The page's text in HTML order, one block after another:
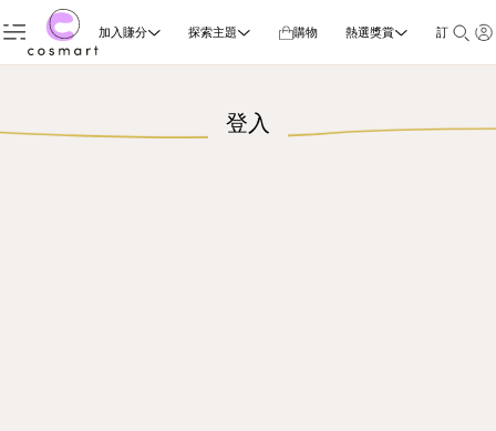
加入賺分 探索主題 購物 熱選獎賞 訂閱雜誌
登入